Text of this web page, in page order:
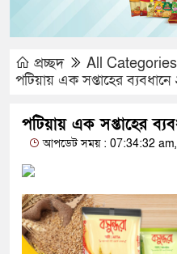
প্রচ্ছদ All Categories
পটিয়ায় এক সপ্তাহের
পটিয়ায় এক সপ্তাহের
আপডেট সময় : 07:34:32